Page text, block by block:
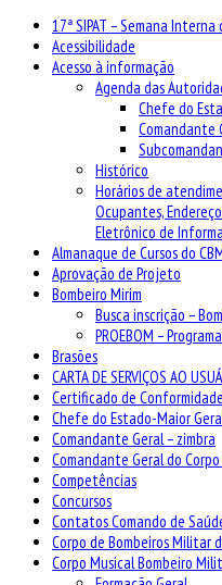
17ª SIPAT – Semana
Acessibilidade
Acesso à informação
Agenda das
Chefe do
Comandante
Histórico
Horários de
Ocupantes,
Eletrônico de
Almanaque de Cursos do
Aprovação de Projeto
Bombeiro Mirim
Busca inscrição –
PROEBOM –
Brasões
CARTA DE SERVIÇOS AO
Certificado de
Chefe do Estado-Maior
Comandante Geral – zimbra
Comandante Geral do
Competências
Concursos
Contatos Comando de
Corpo de Bombeiros Militar
Corpo Musical Bombeiro